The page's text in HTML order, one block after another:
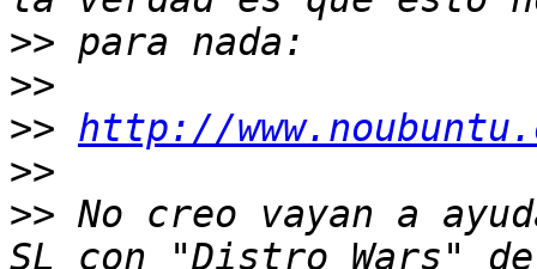
>>
>>
>> http://
>>
>> No creo vayan a